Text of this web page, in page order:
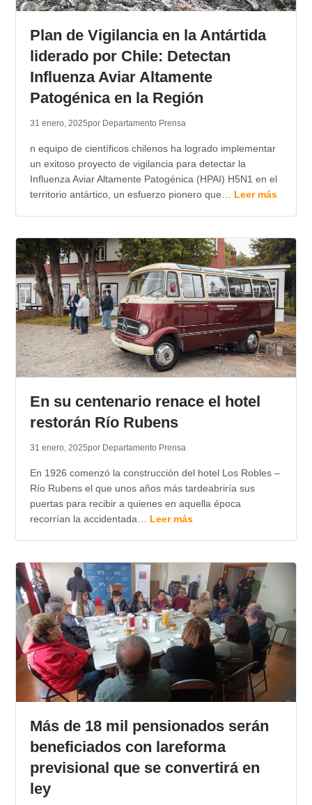
Plan de Vigilancia en la Antártida
liderado por Chile: Detectan
Influenza Aviar Altamente
Patogénica en la Región
31 enero, 2025por Departamento Prensa
n equipo de científicos chilenos ha logrado implementar
un exitoso proyecto de vigilancia para detectar la
Influenza Aviar Altamente Patogénica (HPAI) H5N1 en el
territorio antártico, un esfuerzo pionero que… Leer más
En su centenario renace el hotel
restorán Río Rubens
31 enero, 2025por Departamento Prensa
En 1926 comenzó la construcción del hotel Los Robles –
Río Rubens el que unos años más tardeabriría sus
puertas para recibir a quienes en aquella época
recorrían la accidentada… Leer más
Más de 18 mil pensionados serán
beneficiados con lareforma
previsional que se convertirá en
ley